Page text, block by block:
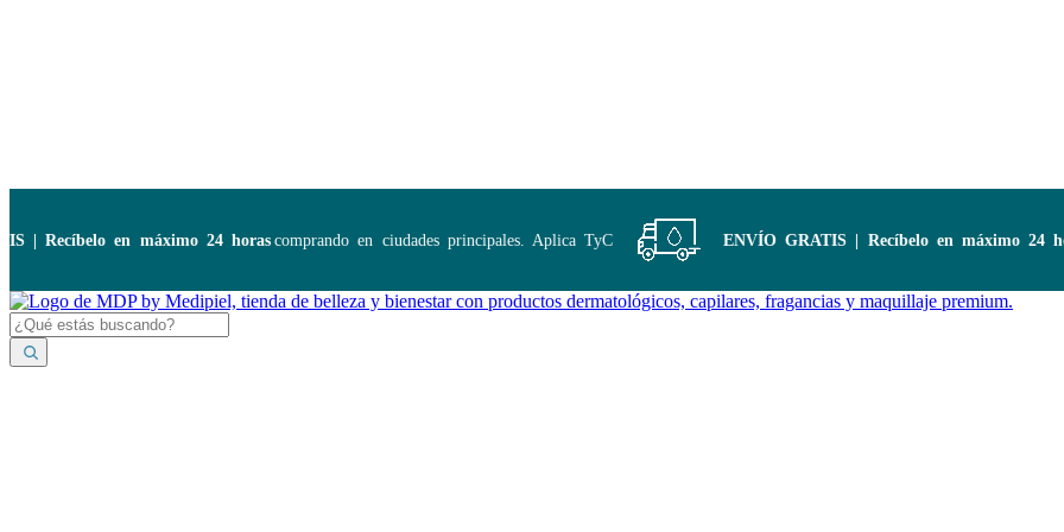
| Recíbelo en máximo 24 horascomprando en ciudades principales. Aplica TyC ENVÍO GRATIS | Recíbelo en máximo 24